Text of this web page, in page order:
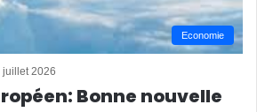
Economie
juillet 2026
Bonne nouvelle